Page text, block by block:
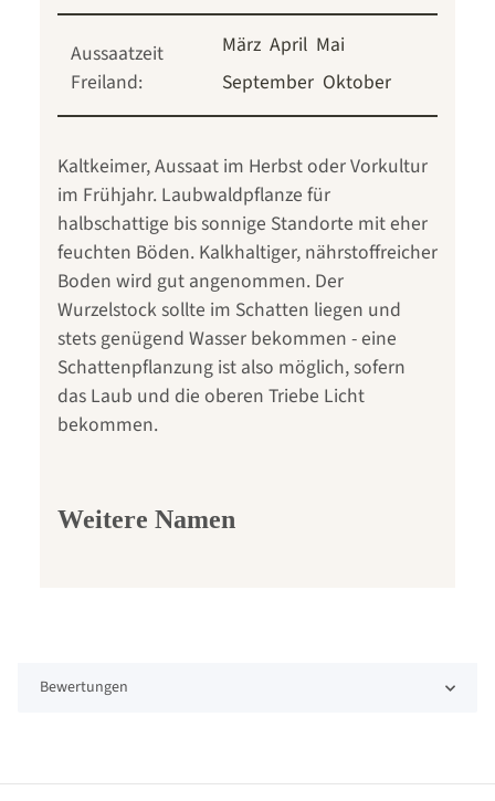
Aussaatzeit
Freiland:
März April Mai
September Oktober
Kaltkeimer, Aussaat im Herbst oder Vorkultur
im Frühjahr. Laubwaldpflanze für
halbschattige bis sonnige Standorte mit eher
feuchten Böden. Kalkhaltiger, nährstoffreicher
Boden wird gut angenommen. Der
Wurzelstock sollte im Schatten liegen und
stets genügend Wasser bekommen - eine
Schattenpflanzung ist also möglich, sofern
das Laub und die oberen Triebe Licht
bekommen.
Weitere Namen
Bewertungen